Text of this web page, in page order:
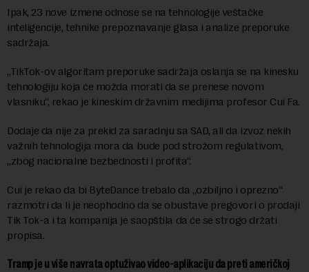
Ipak, 23 nove izmene odnose se na tehnologije veštačke
inteligencije, tehnike prepoznavanje glasa i analize preporuke
sadržaja.
„TikTok-ov algoritam preporuke sadržaja oslanja se na kinesku
tehnologiju koja će možda morati da se prenese novom
vlasniku“, rekao je kineskim državnim medijima profesor Cui Fa.
Dodaje da nije za prekid za saradnju sa SAD, ali da izvoz nekih
važnih tehnologija mora da bude pod strožom regulativom,
„zbog nacionalne bezbednosti i profita“.
Cui je rekao da bi ByteDance trebalo da „ozbiljno i oprezno“
razmotri da li je neophodno da se obustave pregovori o prodaji
Tik Tok-a i ta kompanija je saopštila da će se strogo držati
propisa.
Tramp je u više navrata optuživao video-aplikaciju da preti američkoj